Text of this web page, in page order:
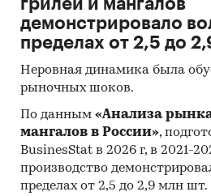
Индекс потребительских
услуги (ИПЦ) измеряет
фиксированного перечня
ценах текущего периода к
ценах предыдущего
характеризует изменение
уровня цен на товары и
населением для
потребления.
грилей и мангалов
демонстрировало
пределах от 2,5 до
Неровная динамика была
рыночных шоков.
По данным «Анализа
мангалов в России»,
BusinesStat в 2026 г, в 2021-
производство
пределах от 2,5 до 2,9 млн шт.